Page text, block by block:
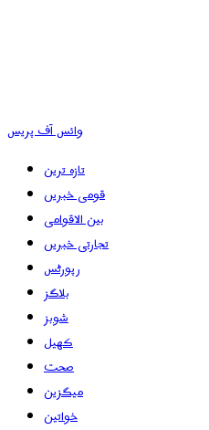
وائس آف پریس
تازہ ترین
قومی خبریں
بین الاقوامی
تجارتی خبریں
رپورٹس
بلاگز
شوبز
کھیل
صحت
میگزین
خواتین